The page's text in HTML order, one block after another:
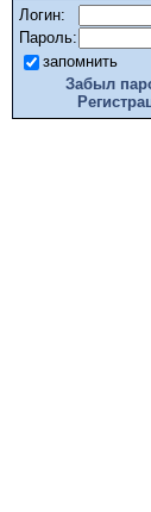
Логин:
Пароль:
запомнить
Забыл